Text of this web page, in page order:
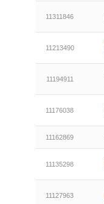
11311846
11213490
11194911
11176038
11162869
11135298
11127963